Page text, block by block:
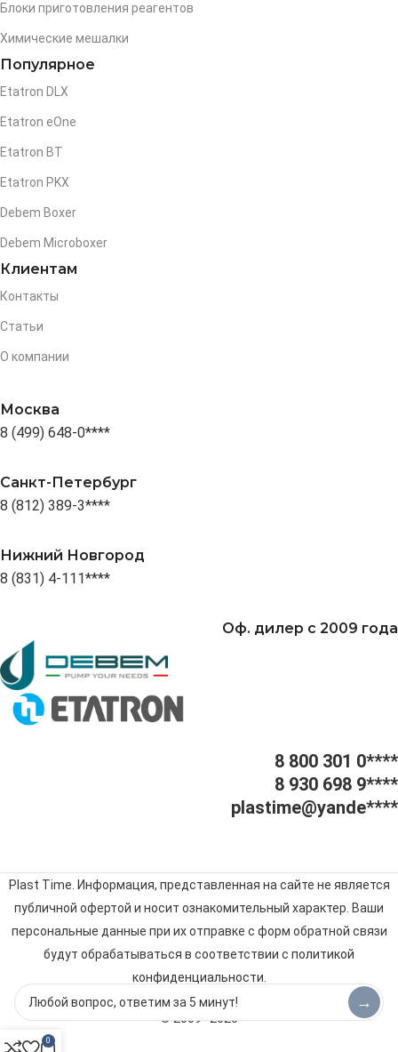
Блоки приготовления реагентов
Химические мешалки
Популярное
Etatron DLX
Etatron eOne
Etatron BT
Etatron PKX
Debem Boxer
Debem Microboxer
Клиентам
Контакты
Статьи
О компании
Москва
8 (499) 648-0****
Санкт-Петербург
8 (812) 389-3****
Нижний Новгород
8 (831) 4-111****
Оф. дилер с 2009 года
8 800 301 0****
8 930 698 9****
plastime@yande****
Plast Time. Информация, представленная на сайте не является
публичной офертой и носит ознакомительный характер. Ваши
персональные данные при их отправке с форм обратной связи
будут обрабатываться в соответствии с политикой
конфиденциальности
© 2009–2025
→
0